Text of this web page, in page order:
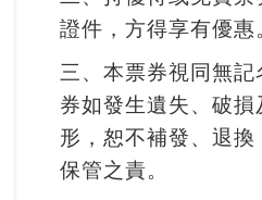
證件，方得享有優惠
三、本票券視同無
券如發生遺失、破
形，恕不補發、退
保管之責。